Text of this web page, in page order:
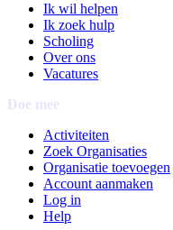
Ik wil helpen
Ik zoek hulp
Scholing
Over ons
Vacatures
Doe mee
Activiteiten
Zoek Organisaties
Organisatie toevoegen
Account aanmaken
Log in
Help